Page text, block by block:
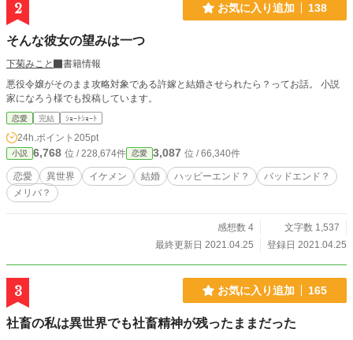
2 お気に入り追加 138
そんな彼女の望みは一つ
下菊みこと
書籍情報
悪役令嬢がそのまま攻略対象である許嫁と結婚させられたら？ってお話。 小説
家になろう様でも投稿しています。
恋愛 完結 ｼｮｰﾄｼｮｰﾄ
24h.ポイント 205pt
小説 6,768 位 / 228,674件 恋愛 3,087 位 / 66,340件
恋愛 異世界 イケメン 結婚 ハッピーエンド？
バッドエンド？
メリバ？
感想数 4
文字数 1,537
最終更新日 2021.04.25
登録日 2021.04.25
3 お気に入り追加 165
社畜の私は異世界でも社畜精神が残ったままだった